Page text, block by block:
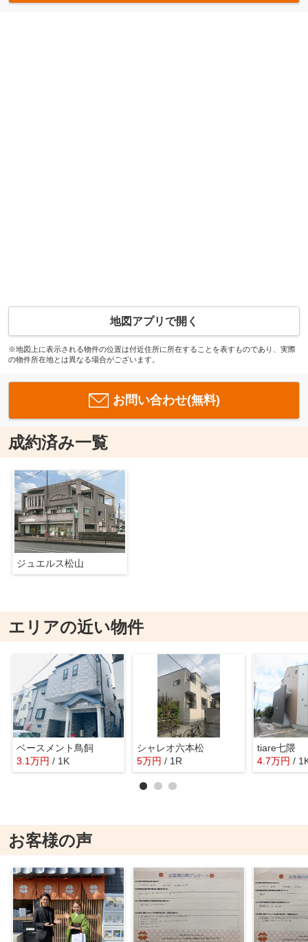
地図アプリで開く
※地図上に表示される物件の位置は付近住所に所在することを表すものであり、実際
の物件所在地とは異なる場合がございます。
お問い合わせ(無料)
成約済み一覧
ジュエルス松山
エリアの近い物件
ベースメント鳥飼
3.1万円 / 1K
シャレオ六本松
5万円 / 1R
tiare七隈
4.7万円 /
お客様の声